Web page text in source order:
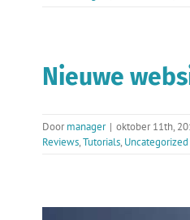
Nieuwe
Doormanager | oktober 11th,
Reviews,Tutorials, Uncategorized